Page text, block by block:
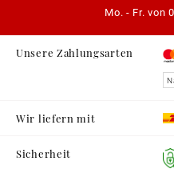
Mo. - Fr. von
Unsere Zahlungsarten
Wir liefern mit
Sicherheit